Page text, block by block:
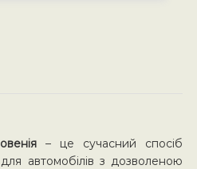
– це сучасний спосіб
автомобілів з дозволеною